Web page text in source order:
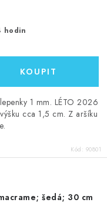
hodin
1 mm. LÉTO 2026
cca 1,5 cm. Z aršíku
Kód: 90801
šedá; 30 cm